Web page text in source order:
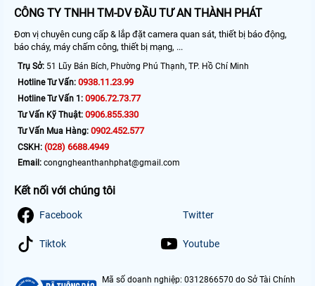
CÔNG TY TNHH TM-DV ĐẦU TƯ AN THÀNH PHÁT
Đơn vị chuyên cung cấp & lắp đặt camera quan sát, thiết bị báo động,
báo cháy, máy chấm công, thiết bị mạng, ...
Trụ Sở: 51 Lũy Bán Bích, Phường Phú Thạnh, TP. Hồ Chí Minh
Hotline Tư Vấn: 0938.11.23.99
Hotline Tư Vấn 1: 0906.72.73.77
Tư Vấn Kỹ Thuật: 0906.855.330
Tư Vấn Mua Hàng: 0902.452.577
CSKH: (028) 6688.4949
Email: congngheanthanhphat@gmail.com
Kết nối với chúng tôi
Facebook Twitter
Tiktok Youtube
Mã số doanh nghiệp: 0312866570 do Sở Tài Chính